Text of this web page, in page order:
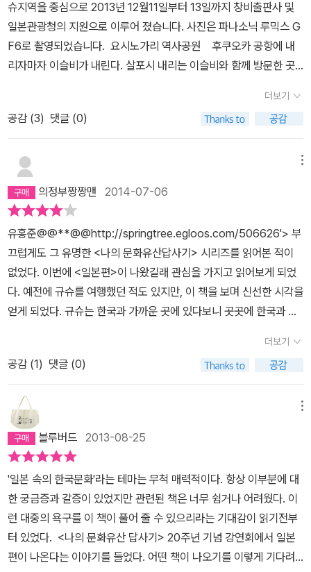
슈지역을 중심으로 2013년 12월11일부터 13일까지 창비출판사 및
일본관광청의 지원으로 이루어 졌습니다. 사진은 파나소닉 루믹스 G
F6로 촬영되었습니다. 요시노가리 역사공원
후쿠오카 공항에 내
리자마자 이슬비가 내린다. 살포시 내리는 이슬비와 함께 방문한 곳
2300년 전 고조선과 삼한 시대 사람들이 집단 이동해 청동기문명과
벼농사를 전해주어 일본의 야요이 시대(기원전3세기부터 기원후 3세
기 까지 600년간)가 열리게 된 현장이다. 입구에는 귀엽게 생긴 이곳
의 마스코트와 큼지막한 토기가 우리를 반겨준다. 공원에 들어서 맨
처음 보이는 것이 도리이다. 요시노가리 공원은 3개의 마을에 걸쳐
있어 그 규모가 엄청나다. 이 모든 것들이 모두 한반도의 직접적인 영
향을 받았다는데 아주 먼 옛날이지만 자부심이 느껴진다. 오락가락하
는 비에 제법 불편하기도 했지만 천수각에 올라 광대하게 펼쳐진 공
원을 보자니 입이 다물어지지 않는다. 왕이 살던 곳, 의식을 치르던 곳
과 옹관묘역 등 공원내 여러곳을 둘러보는데 반갑게도 하늘에 쌍무지
개가 뜬다. 아마도 이번 답사는 좋을 것 같다. 공원 내에는 이곳에서
출토된 유물을 진열한 전시관도 있는데 각종 토기와 발굴당시의 옹관
들을 볼 수 있다. 다만 곰팡내가 진동하는 것이 조금만 더 신경을 써준
다면 하는 아쉬움이 남는다. 자, 이젠 점심시간이다~^^
가라츠
박한 정원이 꽤 멋지던 소바 가게에서 점심을 먹고 향한 곳은 히젠 나
고야 성터다.(혼슈지방의 나고야와 다르다) 이곳에 오니 뭔가 이상한
기분이 드는 것은 비단 나뿐만이 아닐 것이다. 이 성은 도요토미 히데
요시가 조선을 침략하기 위해 쌓은 성이다. 한때 검은 야욕을 꿈꾸며
화려한 모습으로 그 위용을 자랑했을 테지만, 지금은 그저 폐허가 된
성터만이 남아 있을 뿐이다. 도착해서 나고야성 박물관부터 들렸다.
일본 열도와 조선 반도의 교류사 및 한일 문화 교류라는 설립목적과
전시테마에 맞게 조선과 관련된 것들이 전시되어 있다. 전시관을
둘러본 후 히젠 나고야 성터에 올랐다. 이곳 천수각 터에는 현해탄과
더보기
공감 (3) 댓글 (0)
의정부짱짱맨 2014-07-06
유홍준@@**@@http://springtree.egloos.com/506626'> 부
끄럽게도 그 유명한 <나의 문화유산답사기> 시리즈를 읽어본 적이
없었다. 이번에 <일본편>이 나왔길래 관심을 가지고 읽어보게 되었
다. 예전에 규슈를 여행했던 적도 있지만, 이 책을 보며 신선한 시각을
얻게 되었다. 규슈는 한국과 가까운 곳에 있다보니 곳곳에 한국과 연
여행했기에, 그와 관련된 유적들을 거의 보지 못했다. 특히 규슈에는
가라쓰, 아리타, 이마리, 가고시마 등 유명한 도자기의 고장들이 많이
있다 보니 책에서도 그 지방의 답사기가 큰 비중을 차지하고 있다. 이
지역의 도자기들은 임진왜란, 정유재란 당시 일본이 납치해 간 수천
여 명의 도공들과 그 후손들이 만들어낸 것들이 대부분이다. 그런데
저자는 단순히 임진왜란이라는 역사적 비극과 일본에 핍박받은 도공
들의 사연을 이야기하는 데 그치지 않고, 신선한 이야기를 하고 있
다. 가라쓰야키의 이런 활력 넘치는 모습을 보면 나 자신부터 안타까
움과 부끄러움이 일어난다. 일본은 우리 도자기 기술을 가져다 세계
시장을 제패하고 도자기왕국으로 발전했는데 우리는 그 원조 격이면
서 왜 그러지 못했는가에 대한 한탄이다. 혹자는 임진왜란 때 도공들
이 다 일본으로 끌려가는 바람에 그렇게 되었다고 말하기도 한다. 그
더보기
공감 (1) 댓글 (0)
블루버드 2013-08-25
'일본 속의 한국문화'라는 테마는 무척 매력적이다. 항상 이부분에 대
한 궁금증과 갈증이 있었지만 관련된 책은 너무 쉽거나 어려웠다. 이
런 대중의 욕구를 이 책이 풀어 줄 수 있으리라는 기대감이 읽기전부
터 있었다. <나의 문화유산 답사기> 20주년 기념 강연회에서 일본
편이 나온다는 이야기를 들었다. 어떤 책이 나오기를 이렇게 기다려